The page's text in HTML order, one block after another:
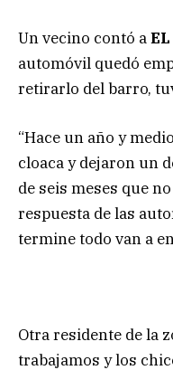
Un vecino contó a
automóvil quedó
retirarlo del barro,
“Hace un año y
cloaca y dejaron un
de seis meses que
respuesta de las
termine todo van a
Otra residente de la
trabajamos y los